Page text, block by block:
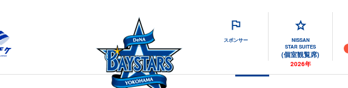
スポンサー
NISSAN
STAR SUITES
(個室観覧席)
2026年